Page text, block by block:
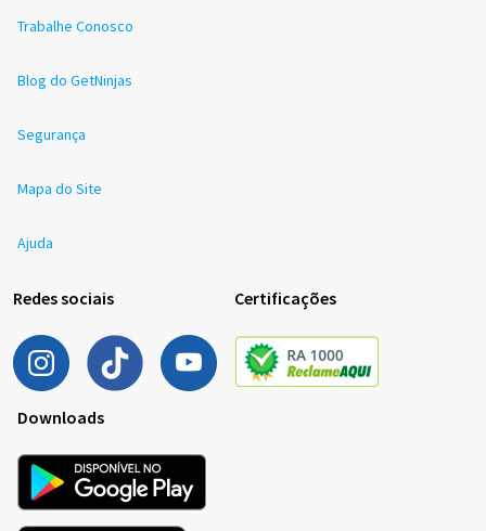
Trabalhe Conosco
Blog do GetNinjas
Segurança
Mapa do Site
Ajuda
Redes sociais Certificações
Downloads